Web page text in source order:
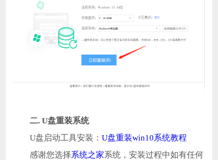
二. U盘重装系统
U盘启动工具安装： U盘重装win10系统教程
感谢您选择系统之家系统，安装过程中如有任何